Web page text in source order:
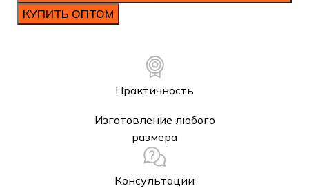
КУПИТЬ ОПТОМ
Практичность
Изготовление любого
размера
Консультации